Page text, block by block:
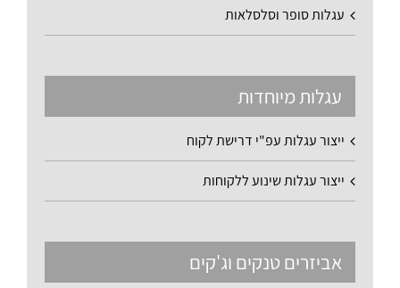
עגלות סופר וסלסלאות
עגלות מיוחדות
ייצור עגלות עפ"י דרישת לקוח
ייצור עגלות שינוע ללקוחות
אביזרים טנקים וג'קים